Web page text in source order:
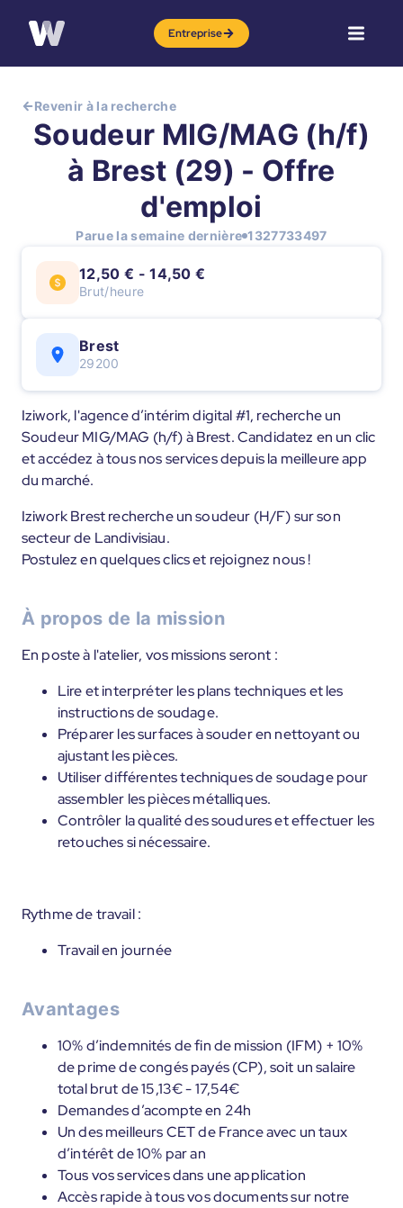
Entreprise
Revenir à la recherche
Soudeur MIG/MAG (h/f)
à Brest (29) - Offre
d'emploi
Parue la semaine dernière 1327733497
12,50 € - 14,50 €
Brut/heure
Brest
29200
Iziwork, l'agence d’intérim digital #1, recherche un
Soudeur MIG/MAG (h/f) à Brest. Candidatez en un clic
et accédez à tous nos services depuis la meilleure app
du marché.
Iziwork Brest recherche un soudeur (H/F) sur son
secteur de Landivisiau.
Postulez en quelques clics et rejoignez nous !
À propos de la mission
En poste à l'atelier, vos missions seront :
Lire et interpréter les plans techniques et les
instructions de soudage.
Préparer les surfaces à souder en nettoyant ou
ajustant les pièces.
Utiliser différentes techniques de soudage pour
assembler les pièces métalliques.
Contrôler la qualité des soudures et effectuer les
retouches si nécessaire.
Rythme de travail :
Travail en journée
Avantages
10% d’indemnités de fin de mission (IFM) + 10%
de prime de congés payés (CP), soit un salaire
total brut de 15,13€ - 17,54€
Demandes d’acompte en 24h
Un des meilleurs CET de France avec un taux
d’intérêt de 10% par an
Tous vos services dans une application
Accès rapide à tous vos documents sur notre